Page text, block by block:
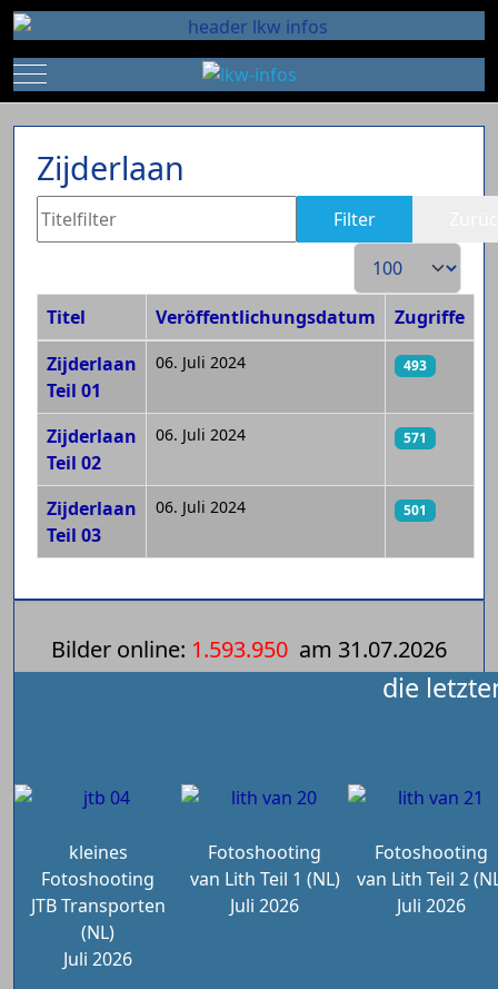
Mobile Menu Toggle
Zijderlaan
Titelfilter Filter
Anzeige #
Beiträge
Titel Veröffentlichungsdatum
Zugriffe
Zijderlaan
Teil 01
06. Juli 2024 493
Zijderlaan
Teil 02
06. Juli 2024 571
Zijderlaan
Teil 03
06. Juli 2024 501
Bilder online: 1.593.950 am 31.07.2026
die
kleines
Fotoshooting
JTB Transporten
(NL)
Juli 2026
Fotoshooting
van Lith Teil 1 (NL)
Juli 2026
Fotoshooting
van Lith Teil 2
Juli 2026